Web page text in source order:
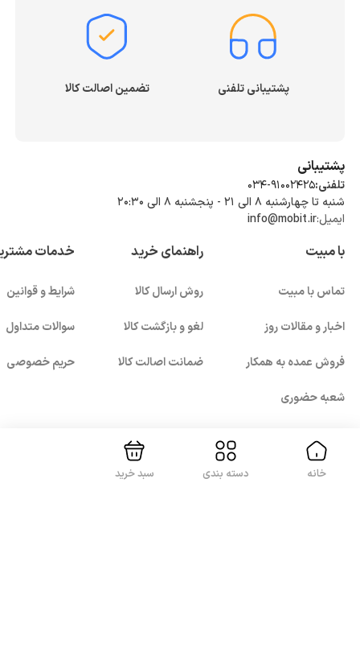
پشتیبانی تلفنی تضمین اصالت کالا
پشتیبانی
تلفنی:034-91002425
شنبه تا چهارشنبه ۸ الی ۲۱ - پنجشنبه 8 الی ۲۰:۳۰
ایمیل:info@mobit.ir
با مبیت
تماس با مبیت
اخبار و مقالات روز
فروش عمده به همکار
شعبه حضوری
راهنمای خرید
روش ارسال کالا
لغو و بازگشت کالا
ضمانت اصالت کالا
خدمات
شرایط و قوانین
سوالات متداول
حریم خصوصی
با ما همراه باشید
خانه دسته بندی سبد خرید